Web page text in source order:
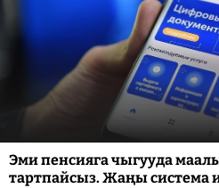
Эми пенсияга чыгууда
тартпайсыз. Жаңы система